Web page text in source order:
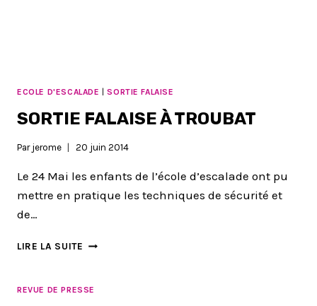
ECOLE D'ESCALADE |SORTIE FALAISE
SORTIE FALAISE À TROUBAT
Par jerome 20 juin 2014
Le 24 Mai les enfants de l’école d’escalade ont pu
mettre en pratique les techniques de sécurité et
de…
LIRE LA SUITE SORTIE
TROUBAT
REVUE DE PRESSE